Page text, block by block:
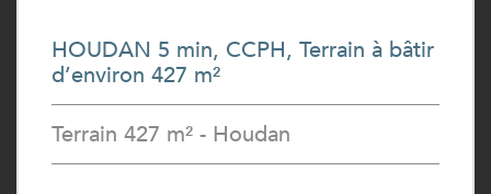
HOUDAN 5 min, CCPH, Terrain à bâtir
d’environ 427 m²
Terrain 427 m² - Houdan